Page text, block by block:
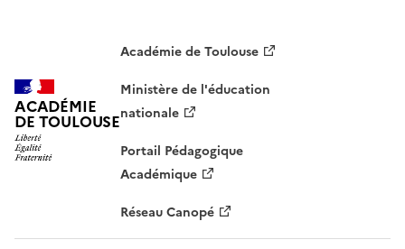
ACADÉMIE
DE TOULOUSE
Académie de Toulouse
Ministère de l'éducation
nationale
Portail Pédagogique
Académique
Réseau Canopé